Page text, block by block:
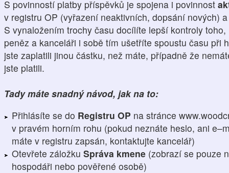
S povinností platby příspěvků je spojena i povinnost
v registru OP (vyřazení neaktivních, dopsání nových)
S vynaložením trochy času docílíte lepší kontroly
peněz a kanceláři i sobě tím ušetříte spoustu času při
jste zaplatili jinou částku, než máte, případně že
jste platili.
Tady máte snadný návod, jak na to:
Přihlásíte se do Registru OP na stránce
v pravém horním rohu (pokud neznáte heslo, ani
máte v registru zapsán, kontaktujte kancelář)
Otevřete záložku Správa kmene (zobrazí se pouze
hospodáři nebo pověřené osobě)